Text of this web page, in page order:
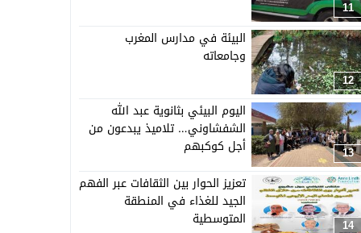
11
12
البيئة في مدارس المغرب
وجامعاته
13
اليوم البيئي بثانوية عبد الله
الشفشاوني… تلاميذ يبدعون من
أجل كوكبهم
14
تعزيز الحوار بين الثقافات عبر الفهم
الجيد للغذاء في المنطقة
المتوسطية